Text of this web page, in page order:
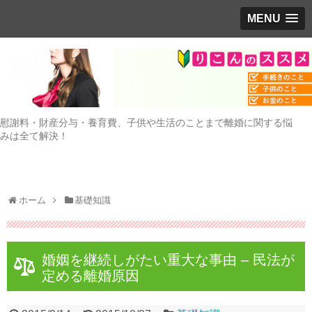
MENU
慰謝料・財産分与・養育費、子供や生活のことまで離婚に関する悩
みは全て解決！
ホーム 基礎知識
婚姻を継続しがたい重大な事由 – 民法が
定める離婚原因